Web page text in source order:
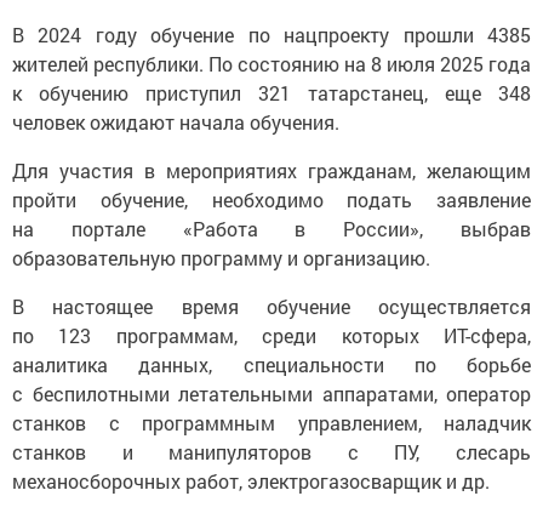
В 2024 году обучение по нацпроекту прошли 4385
жителей республики. По состоянию на 8 июля 2025 года
к обучению приступил 321 татарстанец, еще 348
человек ожидают начала обучения.
Для участия в мероприятиях гражданам, желающим
пройти обучение, необходимо подать заявление
на портале «Работа в России», выбрав
образовательную программу и организацию.
В настоящее время обучение осуществляется
по 123 программам, среди которых ИТ-сфера,
аналитика данных, специальности по борьбе
с беспилотными летательными аппаратами, оператор
станков с программным управлением, наладчик
станков и манипуляторов с ПУ, слесарь
механосборочных работ, электрогазосварщик и др.